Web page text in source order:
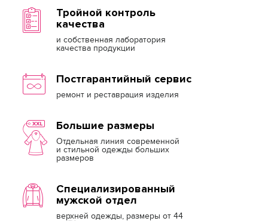
Тройной контроль
качества
и собственная лаборатория
качества продукции
Постгарантийный сервис
ремонт и реставрация изделия
Большие размеры
Отдельная линия современной
и стильной одежды больших
размеров
Специализированный
мужской отдел
верхней одежды, размеры от 44